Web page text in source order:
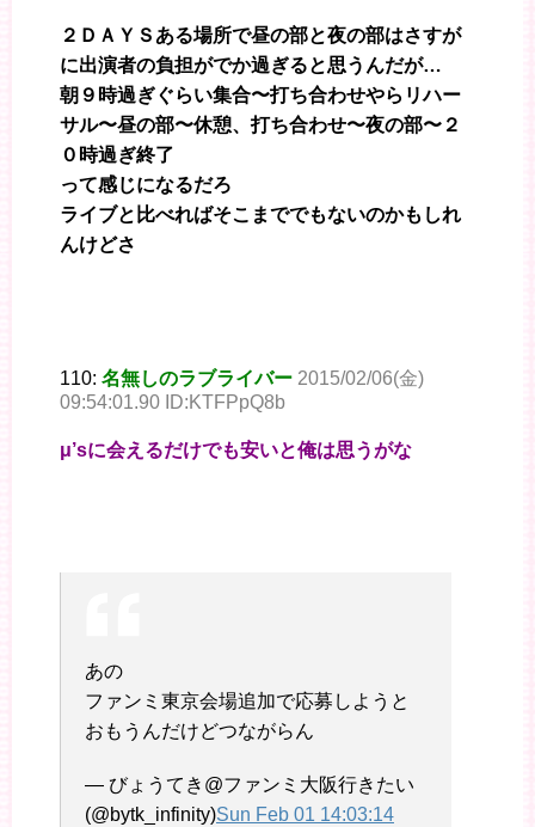
２ＤＡＹＳある場所で昼の部と夜の部はさすが
に出演者の負担がでか過ぎると思うんだが…
朝９時過ぎぐらい集合〜打ち合わせやらリハー
サル〜昼の部〜休憩、打ち合わせ〜夜の部〜２
０時過ぎ終了
って感じになるだろ
ライブと比べればそこまででもないのかもしれ
んけどさ
110: 名無しのラブライバー 2015/02/06(金)
09:54:01.90 ID:KTFPpQ8b
μ’sに会えるだけでも安いと俺は思うがな
あの
ファンミ東京会場追加で応募しようと
おもうんだけどつながらん
— びょうてき@ファンミ大阪行きたい
(@bytk_infinity)Sun Feb 01 14:03:14